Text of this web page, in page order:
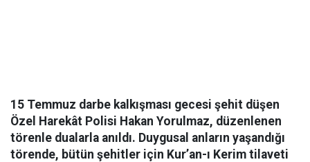
15 Temmuz darbe kalkışması gecesi şehit düşen
Özel Harekât Polisi Hakan Yorulmaz, düzenlenen
törenle dualarla anıldı. Duygusal anların yaşandığı
törende, bütün şehitler için Kur’an-ı Kerim tilaveti